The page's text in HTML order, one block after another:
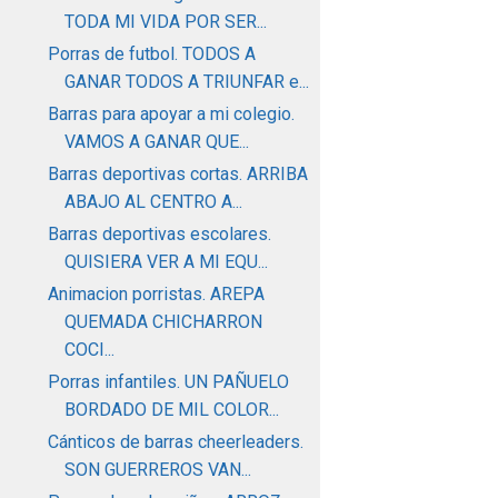
TODA MI VIDA POR SER...
Porras de futbol. TODOS A
GANAR TODOS A TRIUNFAR e...
Barras para apoyar a mi colegio.
VAMOS A GANAR QUE...
Barras deportivas cortas. ARRIBA
ABAJO AL CENTRO A...
Barras deportivas escolares.
QUISIERA VER A MI EQU...
Animacion porristas. AREPA
QUEMADA CHICHARRON
COCI...
Porras infantiles. UN PAÑUELO
BORDADO DE MIL COLOR...
Cánticos de barras cheerleaders.
SON GUERREROS VAN...